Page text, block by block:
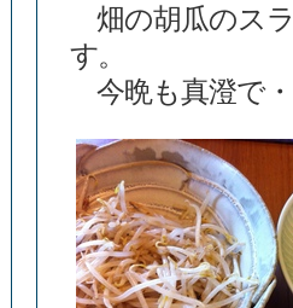
畑の胡瓜のス
す。
今晩も真澄で・